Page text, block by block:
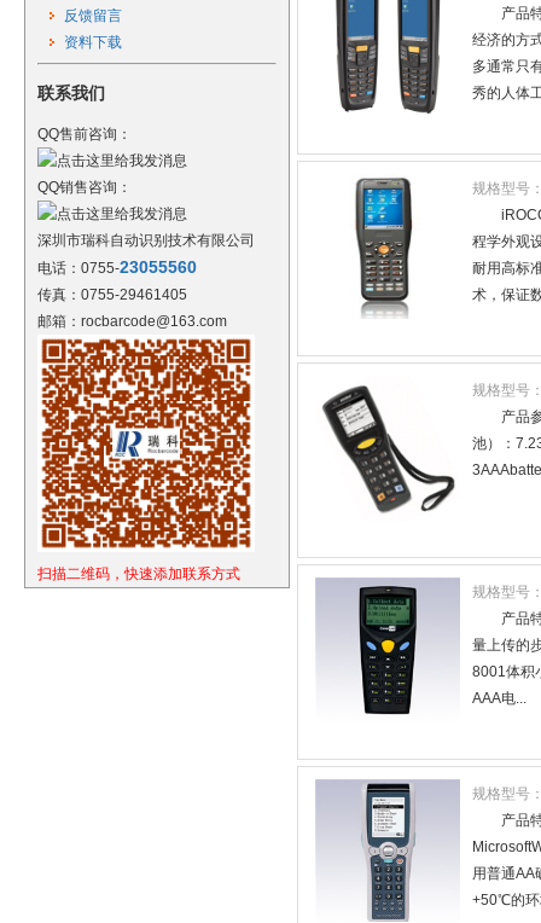
反馈留言
资料下载
联系我们
QQ售前咨询：
QQ销售咨询：
深圳市瑞科自动识别技术有限公司
电话：0755-23055560
传真：0755-29461405
邮箱：rocbarcode@163.com
扫描二维码，快速添加联系方式
产品
经济的方
多通常只
秀的人体
规格型号
程学外观
耐用高标
术，保证
规格型号
产品
池）：
规格型号
产品
量上传的
8001体积
AAA电...
规格型号
产品
用普通AA
+50℃的环